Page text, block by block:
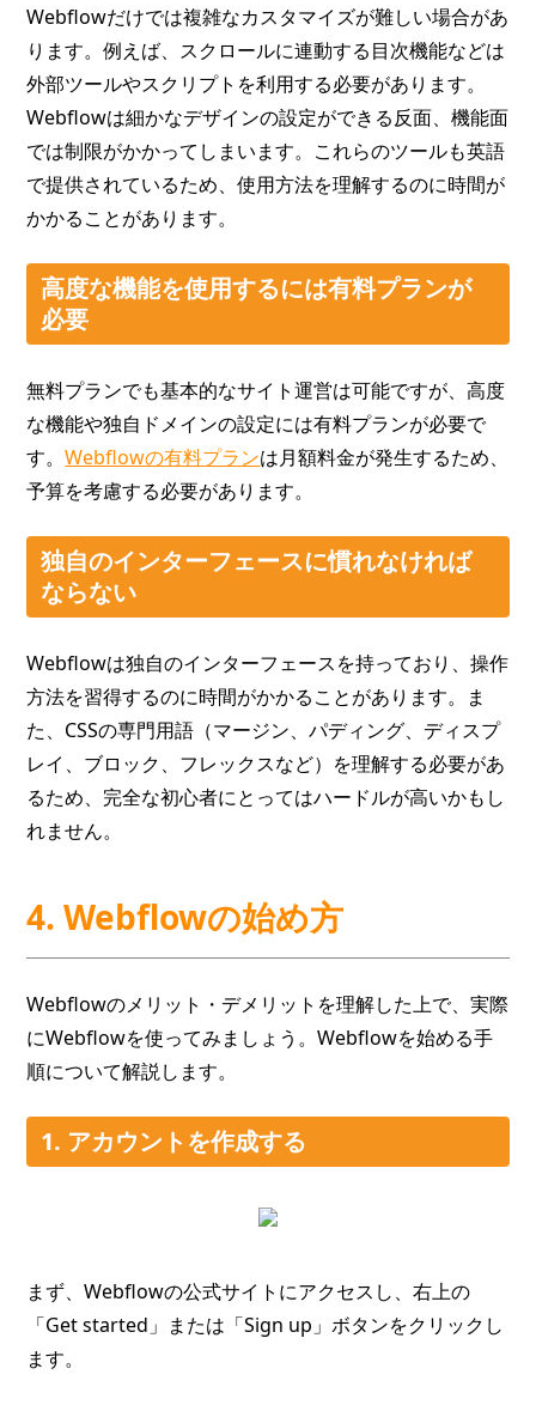
Webflowだけでは複雑なカスタマイズが難しい場合があ
ります。例えば、スクロールに連動する目次機能などは
外部ツールやスクリプトを利用する必要があります。
Webflowは細かなデザインの設定ができる反面、機能面
では制限がかかってしまいます。これらのツールも英語
で提供されているため、使用方法を理解するのに時間が
かかることがあります。
高度な機能を使用するには有料プランが
必要
無料プランでも基本的なサイト運営は可能ですが、高度
な機能や独自ドメインの設定には有料プランが必要で
す。Webflowの有料プランは月額料金が発生するため、
予算を考慮する必要があります。
独自のインターフェースに慣れなければ
ならない
Webflowは独自のインターフェースを持っており、操作
方法を習得するのに時間がかかることがあります。ま
た、CSSの専門用語（マージン、パディング、ディスプ
レイ、ブロック、フレックスなど）を理解する必要があ
るため、完全な初心者にとってはハードルが高いかもし
れません。
4. Webflowの始め方
Webflowのメリット・デメリットを理解した上で、実際
にWebflowを使ってみましょう。Webflowを始める手
順について解説します。
1. アカウントを作成する
まず、Webflowの公式サイトにアクセスし、右上の
「Get started」または「Sign up」ボタンをクリックし
ます。